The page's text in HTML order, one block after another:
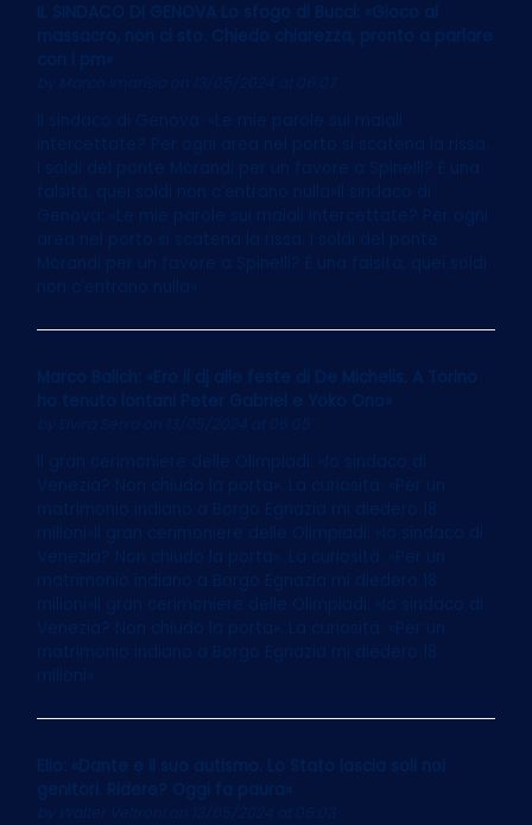
IL SINDACO DI GENOVA Lo sfogo di Bucci: «Gioco al
massacro, non ci sto. Chiedo chiarezza, pronto a parlare
con i pm»
Marco Imarisio on 13/05/2024 at 06:07
Il sindaco di Genova: «Le mie parole sui maiali
intercettate? Per ogni area nel porto si scatena la rissa.
I soldi del ponte Morandi per un favore a Spinelli? È una
falsità, quei soldi non c’entrano nulla»Il sindaco di
Genova: «Le mie parole sui maiali intercettate? Per ogni
area nel porto si scatena la rissa. I soldi del ponte
Morandi per un favore a Spinelli? È una falsità, quei soldi
non c’entrano nulla»
Marco Balich: «Ero il dj alle feste di De Michelis. A Torino
ho tenuto lontani Peter Gabriel e Yoko Ono»
on 13/05/2024 at 06:05
Il gran cerimoniere delle Olimpiadi: «Io sindaco di
Venezia? Non chiudo la porta». La curiosità: «Per un
matrimonio indiano a Borgo Egnazia mi diedero 18
milioni»Il gran cerimoniere delle Olimpiadi: «Io sindaco di
Venezia? Non chiudo la porta». La curiosità: «Per un
matrimonio indiano a Borgo Egnazia mi diedero 18
milioni»Il gran cerimoniere delle Olimpiadi: «Io sindaco di
Venezia? Non chiudo la porta». La curiosità: «Per un
matrimonio indiano a Borgo Egnazia mi diedero 18
Elio: «Dante e il suo autismo. Lo Stato lascia soli noi
genitori. Ridere? Oggi fa paura»
Walter Veltroni on 13/05/2024 at 06:03